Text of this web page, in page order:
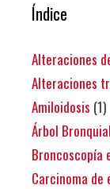
Índice
Alteraciones
Alteraciones
Amiloidosis (1)
Árbol Bronquial
Broncoscopía
Carcinoma de